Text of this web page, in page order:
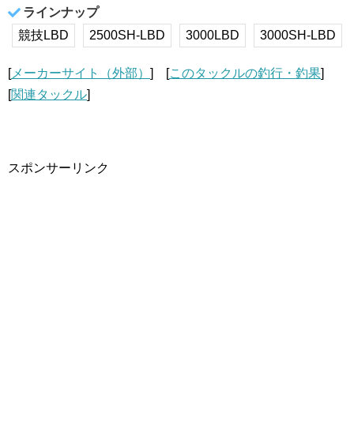
ラインナップ
競技LBD
2500SH-LBD 3000LBD 3000SH-LBD
[メーカーサイト（外部） ] [このタックルの釣行・釣果]
[関連タックル]
スポンサーリンク